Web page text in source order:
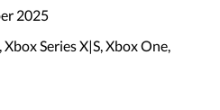
2025
Xbox Series X|S, Xbox One,